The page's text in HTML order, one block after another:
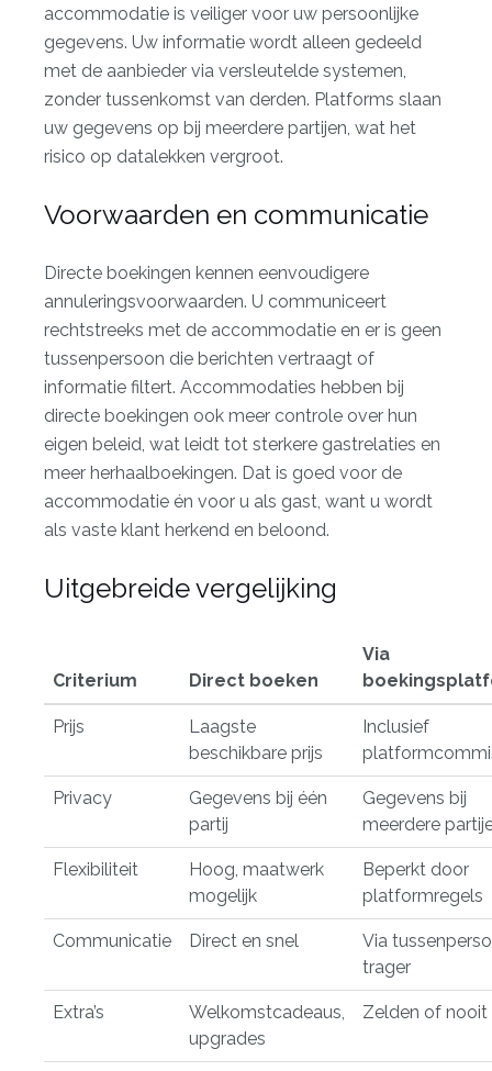
accommodatie is veiliger voor uw persoonlijke
gegevens. Uw informatie wordt alleen gedeeld
met de aanbieder via versleutelde systemen,
zonder tussenkomst van derden. Platforms slaan
uw gegevens op bij meerdere partijen, wat het
risico op datalekken vergroot.
Voorwaarden en communicatie
Directe boekingen kennen eenvoudigere
annuleringsvoorwaarden. U communiceert
rechtstreeks met de accommodatie en er is geen
tussenpersoon die berichten vertraagt of
informatie filtert. Accommodaties hebben bij
directe boekingen ook meer controle over hun
eigen beleid, wat leidt tot sterkere gastrelaties en
meer herhaalboekingen. Dat is goed voor de
accommodatie én voor u als gast, want u wordt
als vaste klant herkend en beloond.
Uitgebreide vergelijking
Criterium Direct boeken
Via
Prijs
Laagste
beschikbare prijs
Inclusief
Privacy
Gegevens bij één
partij
Gegevens bij
meerdere
Flexibiliteit
Hoog, maatwerk
mogelijk
Beperkt door
platformregels
Communicatie Direct en snel
Via
trager
Extra’s
Welkomstcadeaus,
upgrades
Zelden of nooit